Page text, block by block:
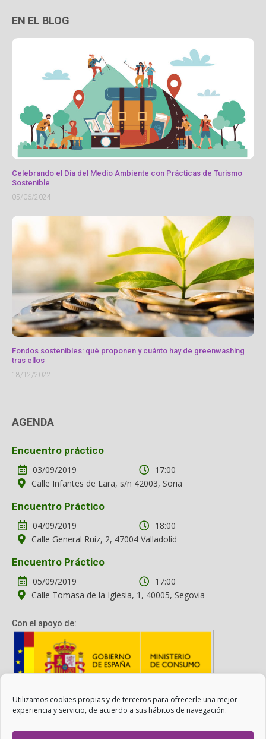
Utilizamos cookies propias y de terceros para ofrecerle una mejor
experiencia y servicio, de acuerdo a sus hábitos de navegación.
EN EL BLOG
Celebrando el Día del Medio Ambiente con Prácticas de Turismo
Sostenible
05/06/2024
Fondos sostenibles: qué proponen y cuánto hay de greenwashing
tras ellos
18/12/2022
AGENDA
Encuentro práctico
03/09/2019
17:00
Calle Infantes de Lara, s/n 42003, Soria
Encuentro Práctico
04/09/2019
18:00
Calle General Ruiz, 2, 47004 Valladolid
Encuentro Práctico
05/09/2019
17:00
Calle Tomasa de la Iglesia, 1, 40005, Segovia
Con el apoyo de:
Con el apoyo del Ministerio de Consumo. Su contenido es
responsabilidad exclusiva de la asociación.